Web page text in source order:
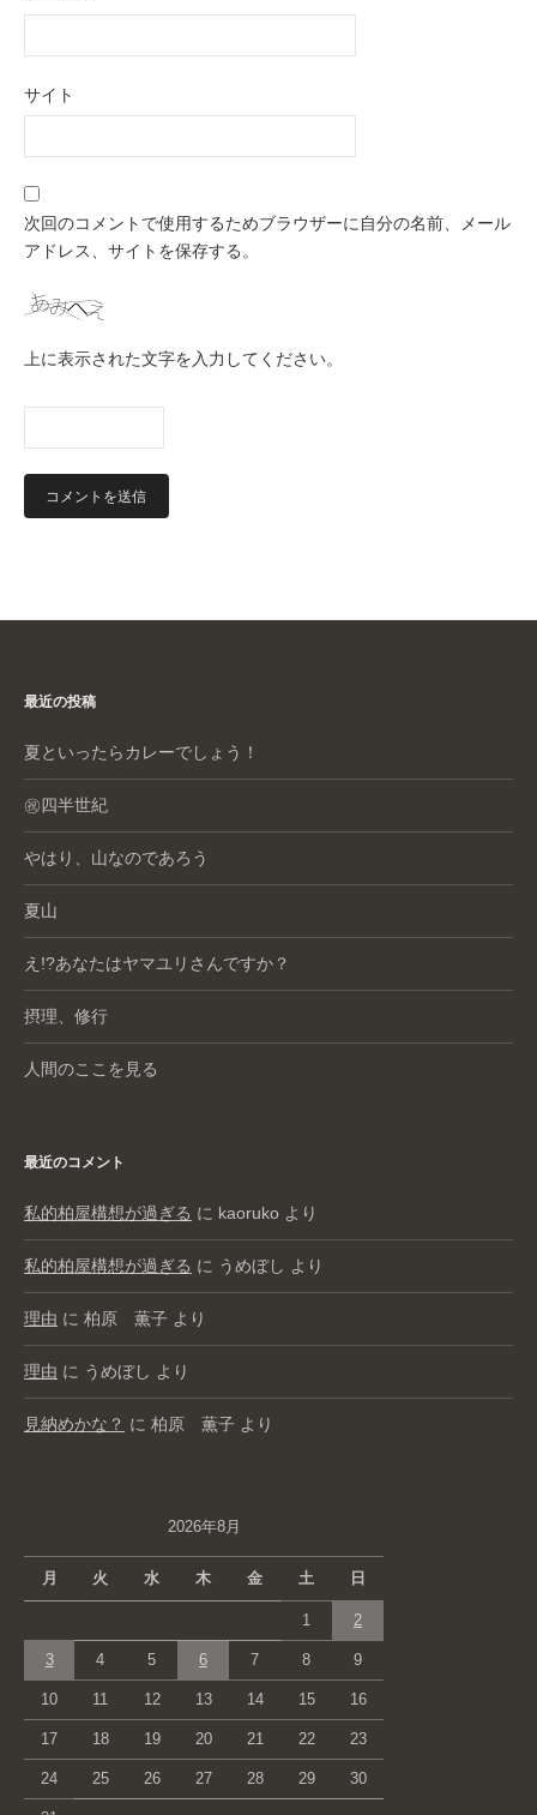
サイト
次回のコメントで使用するためブラウザーに自分の名前、メール
アドレス、サイトを保存する。
上に表示された文字を入力してください。
最近の投稿
夏といったらカレーでしょう！
㊗️四半世紀
やはり、山なのであろう
夏山
え!?あなたはヤマユリさんですか？
摂理、修行
人間のここを見る
最近のコメント
私的柏屋構想が過ぎる に kaoruko より
私的柏屋構想が過ぎる に うめぼし より
理由 に 柏原 薫子 より
理由 に うめぼし より
見納めかな？ に 柏原 薫子 より
2026年8月
月 火 水 木 金 土 日
1 2
3 4 5 6 7 8 9
10 11 12 13 14 15 16
17 18 19 20 21 22 23
24 25 26 27 28 29 30